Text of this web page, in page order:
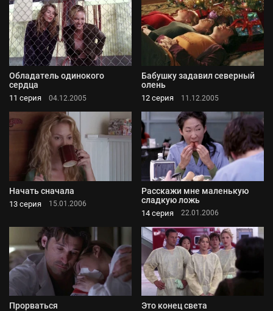
Обладатель одинокого
сердца
11 серия 04.12.2005
Бабушку задавил северный
олень
12 серия 11.12.2005
Начать сначала
13 серия 15.01.2006
Расскажи мне маленькую
сладкую ложь
14 серия 22.01.2006
Прорваться Это конец света